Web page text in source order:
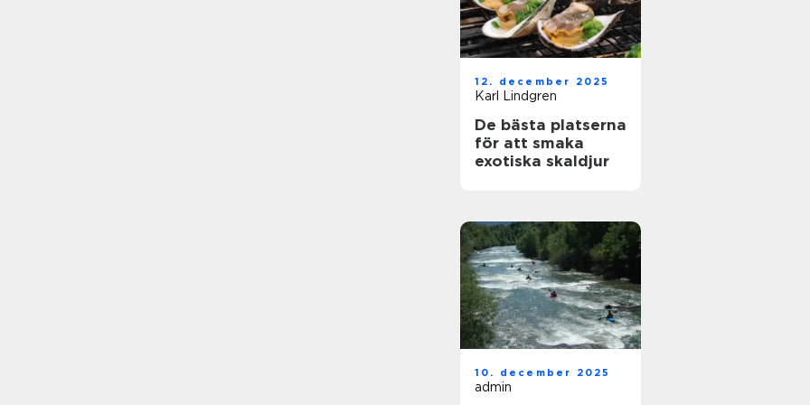
12. december 2025
Karl Lindgren
De bästa platserna
för att smaka
exotiska skaldjur
10. december 2025
admin